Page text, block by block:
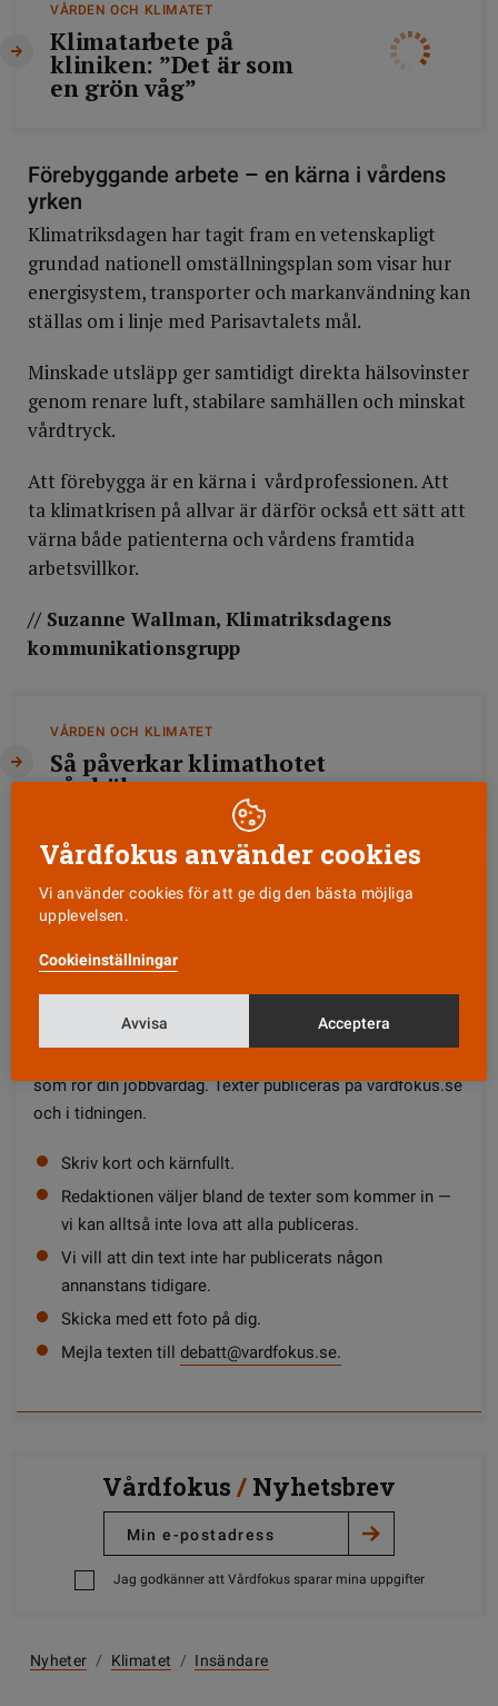
VÅRDEN OCH KLIMATET
Klimatarbete på
kliniken: ”Det är som
en grön våg”
Förebyggande arbete – en kärna i vårdens
yrken
Klimatriksdagen har tagit fram en vetenskapligt
grundad nationell omställningsplan som visar hur
energisystem, transporter och markanvändning kan
ställas om i linje med Parisavtalets mål.
Minskade utsläpp ger samtidigt direkta hälsovinster
genom renare luft, stabilare samhällen och minskat
vårdtryck.
Att förebygga är en kärna i vårdprofessionen. Att
ta klimatkrisen på allvar är därför också ett sätt att
värna både patienterna och vårdens framtida
arbetsvillkor.
// Suzanne Wallman, Klimatriksdagens
kommunikationsgrupp
VÅRDEN OCH KLIMATET
Så påverkar klimathotet
vår hälsa
SÄG VAD DU TYCKER I VÅRDFOKUS!
som rör din jobbvardag. Texter publiceras på vardfokus.se
och i tidningen.
Skriv kort och kärnfullt.
Redaktionen väljer bland de texter som kommer in —
vi kan alltså inte lova att alla publiceras.
Vi vill att din text inte har publicerats någon
annanstans tidigare.
Skicka med ett foto på dig.
Mejla texten till debatt@vardfokus.se.
Vårdfokus / Nyhetsbrev
Jag godkänner att Vårdfokus sparar mina uppgifter
Nyheter / Klimatet / Insändare
Vårdfokus använder cookies
Vi använder cookies för att ge dig den bästa möjliga
upplevelsen.
Cookieinställningar
Avvisa Acceptera